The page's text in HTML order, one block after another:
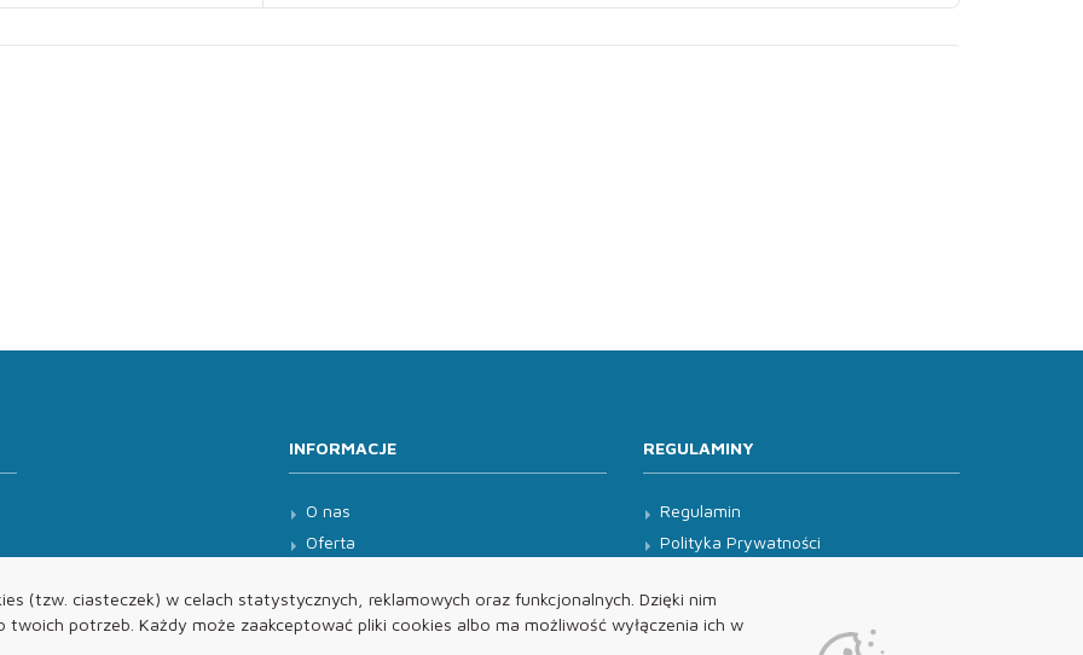
(tzw. ciasteczek) w celach statystycznych, reklamowych oraz funkcjonalnych. Dzięki nim
potrzeb. Każdy może zaakceptować pliki cookies albo ma możliwość wyłączenia ich w
INFORMACJE
O nas
Oferta
REGULAMINY
Regulamin
Polityka Prywatności